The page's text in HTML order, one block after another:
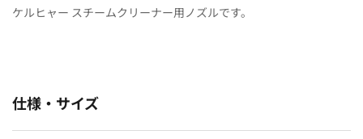
ケルヒャー スチームクリーナー用ノズルです。
仕様・サイズ